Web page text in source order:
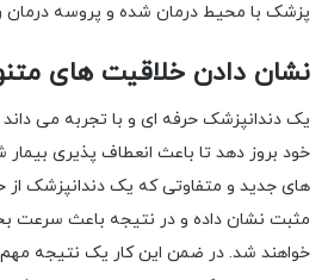
پزشک با محیط درمان شده و پروسه درمان
نشان دادن خلاقیت های
یک دندانپزشک حرفه ای و با تجربه می داند
خود بروز دهد تا باعث انعطاف پذیری
های جدید و متفاوتی که یک دندانپزشک
مثبت نشان داده و در نتیجه باعث سرعت
خواهند شد. در ضمن این کار یک نتیجه مهم